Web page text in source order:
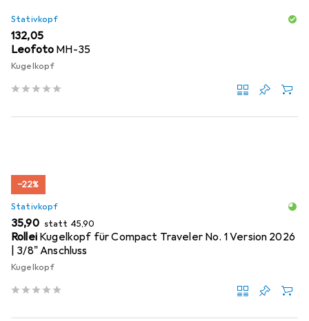
Stativkopf
EUR
132,05
Leofoto MH-35
Kugelkopf
−22%
Stativkopf
EUR
35,90 statt EUR
45,90
Rollei Kugelkopf für Compact Traveler No. 1 Version 2026
| 3/8" Anschluss
Kugelkopf